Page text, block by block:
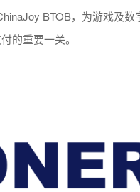
BTOB，为游戏及
的重要一关。